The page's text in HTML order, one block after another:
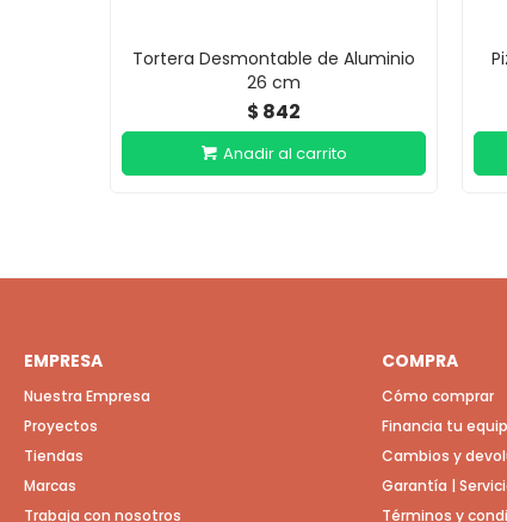
Tortera Desmontable de Aluminio
26 cm
$ 842
EMPRESA
Nuestra Empresa
Proyectos
Tiendas
Marcas
Trabaja con nosotros
COMPRA
Cómo comprar
Financia tu
Cambios y
Garantía |
Términos y